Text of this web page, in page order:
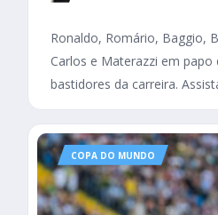
Ronaldo, Romário, Baggio,
Carlos e Materazzi em
bastidores da carreira.
COPA DO MUNDO